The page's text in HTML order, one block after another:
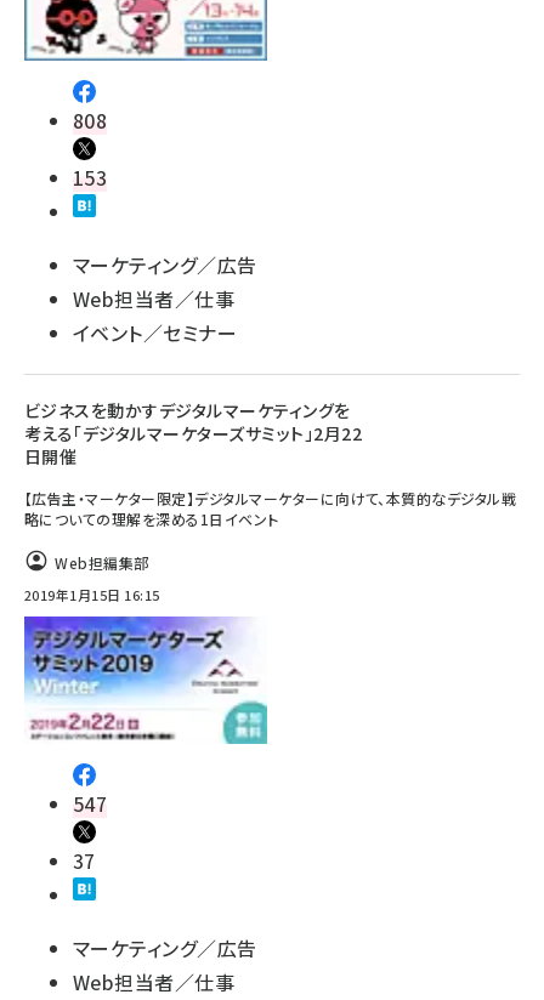
808
153
マーケティング／広告
Web担当者／仕事
イベント／セミナー
ビジネスを動かすデジタルマーケティングを
考える「デジタルマーケターズサミット」2月22
日開催
【広告主・マーケター限定】デジタルマーケターに向けて、本質的なデジタル戦
略についての理解を深める1日イベント
Web担編集部
2019年1月15日 16:15
547
37
マーケティング／広告
Web担当者／仕事